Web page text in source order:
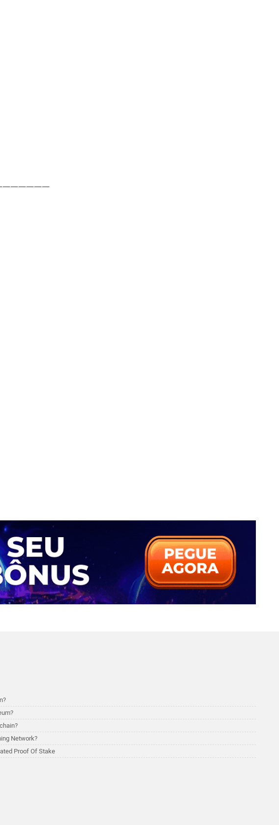
Network?
Proof Of Stake